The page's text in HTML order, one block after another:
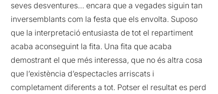
seves desventures… encara que a vegades siguin tan
inversemblants com la festa que els envolta. Suposo
que la interpretació entusiasta de tot el repartiment
acaba aconseguint la fita. Una fita que acaba
demostrant el que més interessa, que no és altra cosa
que l’existència d’espectacles arriscats i
completament diferents a tot. Potser el resultat es perd